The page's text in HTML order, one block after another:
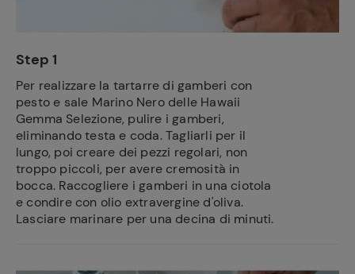
Step 1
Per realizzare la tartarre di gamberi con
pesto e sale Marino Nero delle Hawaii
Gemma Selezione, pulire i gamberi,
eliminando testa e coda. Tagliarli per il
lungo, poi creare dei pezzi regolari, non
troppo piccoli, per avere cremosità in
bocca. Raccogliere i gamberi in una ciotola
e condire con olio extravergine d'oliva.
Lasciare marinare per una decina di minuti.